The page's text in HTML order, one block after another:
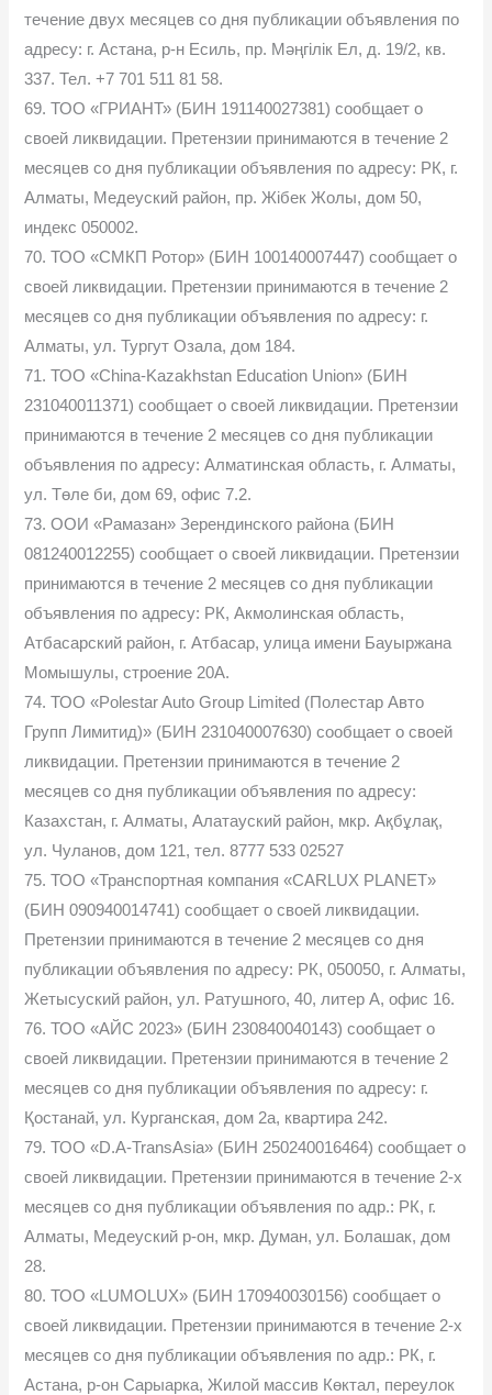
течение двух месяцев со дня публикации объявления по
адресу: г. Астана, р-н Есиль, пр. Мәңгілік Ел, д. 19/2, кв.
337. Тел. +7 701 511 81 58.
69. ТОО «ГРИАНТ» (БИН 191140027381) сообщает о
своей ликвидации. Претензии принимаются в течение 2
месяцев со дня публикации объявления по адресу: РК, г.
Алматы, Медеуский район, пр. Жібек Жолы, дом 50,
индекс 050002.
70. ТОО «СМКП Ротор» (БИН 100140007447) сообщает о
своей ликвидации. Претензии принимаются в течение 2
месяцев со дня публикации объявления по адресу: г.
Алматы, ул. Тургут Озала, дом 184.
71. ТОО «China-Kazakhstan Education Union» (БИН
231040011371) сообщает о своей ликвидации. Претензии
принимаются в течение 2 месяцев со дня публикации
объявления по адресу: Алматинская область, г. Алматы,
ул. Төле би, дом 69, офис 7.2.
73. ООИ «Рамазан» Зерендинского района (БИН
081240012255) сообщает о своей ликвидации. Претензии
принимаются в течение 2 месяцев со дня публикации
объявления по адресу: РК, Акмолинская область,
Атбасарский район, г. Атбасар, улица имени Бауыржана
Момышулы, строение 20А.
74. ТОО «Polestar Auto Group Limited (Полестар Авто
Групп Лимитид)» (БИН 231040007630) сообщает о своей
ликвидации. Претензии принимаются в течение 2
месяцев со дня публикации объявления по адресу:
Казахстан, г. Алматы, Алатауский район, мкр. Ақбұлақ,
ул. Чуланов, дом 121, тел. 8777 533 02527
75. ТОО «Транспортная компания «CARLUX PLANET»
(БИН 090940014741) сообщает о своей ликвидации.
Претензии принимаются в течение 2 месяцев со дня
публикации объявления по адресу: РК, 050050, г. Алматы,
Жетысуский район, ул. Ратушного, 40, литер А, офис 16.
76. ТОО «АЙС 2023» (БИН 230840040143) сообщает о
своей ликвидации. Претензии принимаются в течение 2
месяцев со дня публикации объявления по адресу: г.
Қостанай, ул. Курганская, дом 2а, квартира 242.
79. ТОО «D.A-TransAsia» (БИН 250240016464) сообщает о
своей ликвидации. Претензии принимаются в течение 2-х
месяцев со дня публикации объявления по адр.: РК, г.
Алматы, Медеуский р-он, мкр. Думан, ул. Болашак, дом
28.
80. ТОО «LUMOLUX» (БИН 170940030156) сообщает о
своей ликвидации. Претензии принимаются в течение 2-х
месяцев со дня публикации объявления по адр.: РК, г.
Астана, р-он Сарыарка, Жилой массив Көктал, переулок